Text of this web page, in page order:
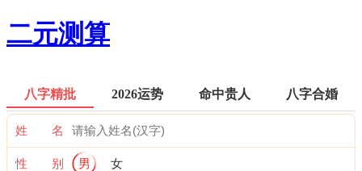
二元测算
八字精批 2026运势 命中贵人 八字合婚
姓 名
性 别 男 女